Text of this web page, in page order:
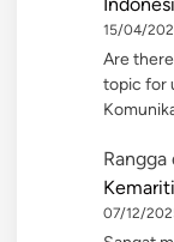
15/04/
Are
topic for
07/12/